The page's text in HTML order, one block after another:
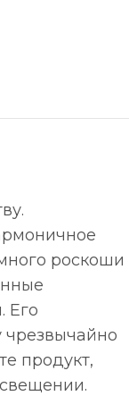
роскоши
Его
чрезвычайно
продукт,